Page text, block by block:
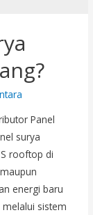
Panel
surya
rooftop di
energi baru
sistem